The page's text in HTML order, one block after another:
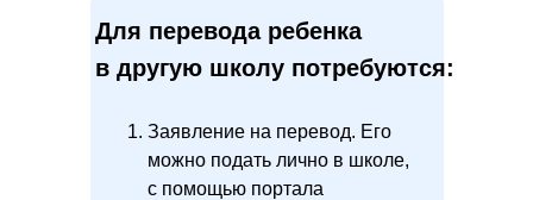
Заявление на перевод. Его
можно подать лично в школе,
с помощью портала
Для перевода ребенка
в другую школу потребуются: